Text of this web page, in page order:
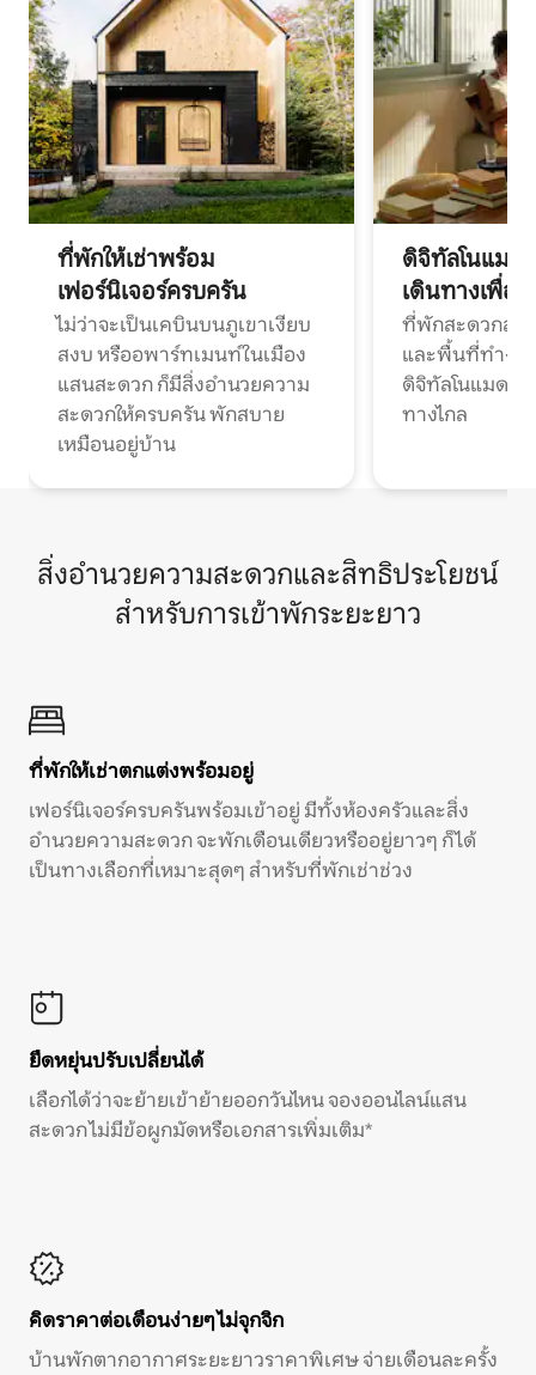
ที่พักให้เช่าพร้อม
เฟอร์นิเจอร์ครบครัน
ไม่ว่าจะเป็นเคบินบนภูเขาเงียบ
สงบ หรืออพาร์ทเมนท์ในเมือง
แสนสะดวก ก็มีสิ่งอำนวยความ
สะดวกให้ครบครัน พักสบาย
เหมือนอยู่บ้าน
ดิจิทัลโนแมด
เดินทางเพื่อ
ที่พักสะดวกสบ
และพื้นที่ทำงา
ดิจิทัลโนแมดแ
ทางไกล
สิ่งอำนวยความสะดวกและสิทธิประโยชน์
สำหรับการเข้าพักระยะยาว
ที่พักให้เช่าตกแต่งพร้อมอยู่
เฟอร์นิเจอร์ครบครันพร้อมเข้าอยู่ มีทั้งห้องครัวและสิ่ง
อำนวยความสะดวก จะพักเดือนเดียวหรืออยู่ยาวๆ ก็ได้
เป็นทางเลือกที่เหมาะสุดๆ สำหรับที่พักเช่าช่วง
ยืดหยุ่นปรับเปลี่ยนได้
เลือกได้ว่าจะย้ายเข้าย้ายออกวันไหน จองออนไลน์แสน
สะดวก ไม่มีข้อผูกมัดหรือเอกสารเพิ่มเติม*
คิดราคาต่อเดือนง่ายๆ ไม่จุกจิก
บ้านพักตากอากาศระยะยาวราคาพิเศษ จ่ายเดือนละครั้ง